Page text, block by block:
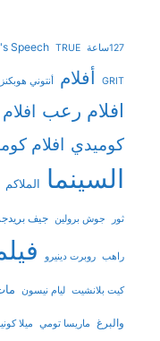
127ساعة Speech TRUE
GRIT أفلام أنتوني هوبكنز
افلام رعب
كوميدي افلام
السينما الملاكم
ثور جوش برولين جيف
راهب روبرت دينيرو
كيت بلانشيت ليام نيسون
والبرغ ماريسا تومي ميلا